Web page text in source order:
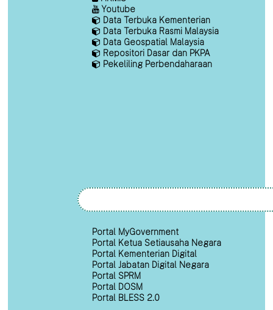
Youtube
Data Terbuka Kementerian
Data Terbuka Rasmi Malaysia
Data Geospatial Malaysia
Repositori Dasar dan PKPA
Pekeliling Perbendaharaan
Portal MyGovernment
Portal Ketua Setiausaha Negara
Portal Kementerian Digital
Portal Jabatan Digital Negara
Portal SPRM
Portal DOSM
Portal BLESS 2.0